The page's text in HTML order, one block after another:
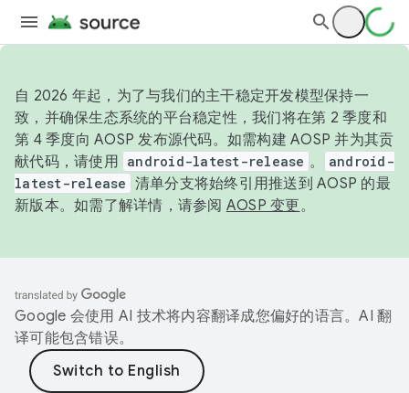
自 2026 年起，为了与我们的主干稳定开发模型保持一
致，并确保生态系统的平台稳定性，我们将在第 2 季度和
第 4 季度向 AOSP 发布源代码。如需构建 AOSP 并为其贡
献代码，请使用 android-latest-release 。
android-
latest-release 清单分支将始终引用推送到 AOSP 的最
新版本。如需了解详情，请参阅 AOSP 变更。
Google 会使用 AI 技术将内容翻译成您偏好的语言。AI 翻
译可能包含错误。